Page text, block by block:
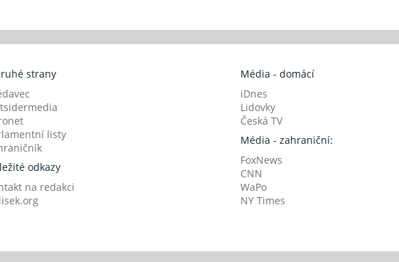
strany
listy
odkazy
na redakci
Média - domácí
iDnes
Lidovky
Česká TV
Média - zahraniční:
FoxNews
CNN
WaPo
NY Times